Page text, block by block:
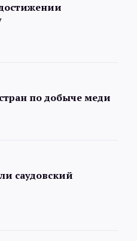
по добыче меди
саудовский